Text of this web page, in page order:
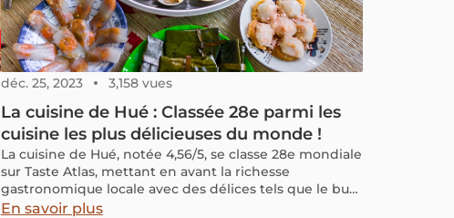
déc. 25, 2023 3,158 vues
La cuisine de Hué : Classée 28e parmi les
cuisine les plus délicieuses du monde !
La cuisine de Hué, notée 4,56/5, se classe 28e mondiale
sur Taste Atlas, mettant en avant la richesse
gastronomique locale avec des délices tels que le bun
bo, les banh beo et banh bot loc.
En savoir plus